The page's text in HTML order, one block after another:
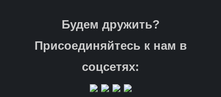
Будем дружить?
Присоединяйтесь к нам в
соцсетях: